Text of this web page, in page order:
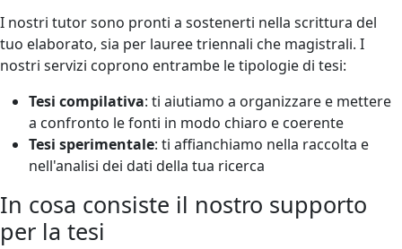
I nostri tutor sono pronti a sostenerti nella scrittura del
tuo elaborato, sia per lauree triennali che magistrali. I
nostri servizi coprono entrambe le tipologie di tesi:
Tesi compilativa: ti aiutiamo a organizzare e mettere
a confronto le fonti in modo chiaro e coerente
Tesi sperimentale: ti affianchiamo nella raccolta e
nell'analisi dei dati della tua ricerca
In cosa consiste il nostro supporto
per la tesi